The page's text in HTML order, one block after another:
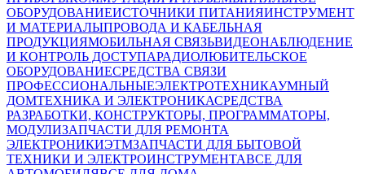
ОБОРУДОВАНИЕИСТОЧНИКИ ПИТАНИЯИНСТРУМЕНТ
И МАТЕРИАЛЫПРОВОДА И КАБЕЛЬНАЯ
ПРОДУКЦИЯМОБИЛЬНАЯ СВЯЗЬВИДЕОНАБЛЮДЕНИЕ
И КОНТРОЛЬ ДОСТУПАРАДИОЛЮБИТЕЛЬСКОЕ
ОБОРУДОВАНИЕСРЕДСТВА СВЯЗИ
ПРОФЕССИОНАЛЬНЫЕЭЛЕКТРОТЕХНИКАУМНЫЙ
ДОМТЕХНИКА И ЭЛЕКТРОНИКАСРЕДСТВА
РАЗРАБОТКИ, КОНСТРУКТОРЫ, ПРОГРАММАТОРЫ,
МОДУЛИЗАПЧАСТИ ДЛЯ РЕМОНТА
ЭЛЕКТРОНИКИЭТМЗАПЧАСТИ ДЛЯ БЫТОВОЙ
ТЕХНИКИ И ЭЛЕКТРОИНСТРУМЕНТАВСЕ ДЛЯ